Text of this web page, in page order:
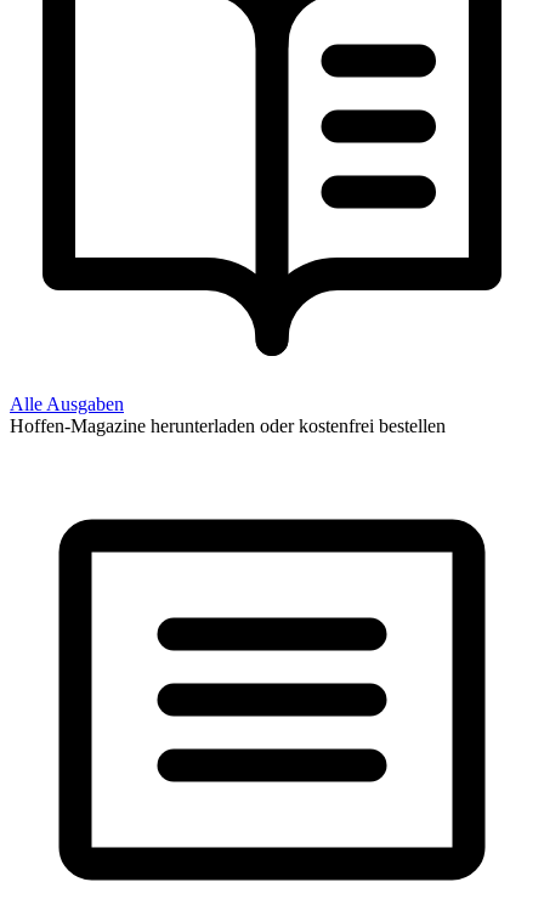
Alle Ausgaben
Hoffen-Magazine herunterladen oder kostenfrei bestellen